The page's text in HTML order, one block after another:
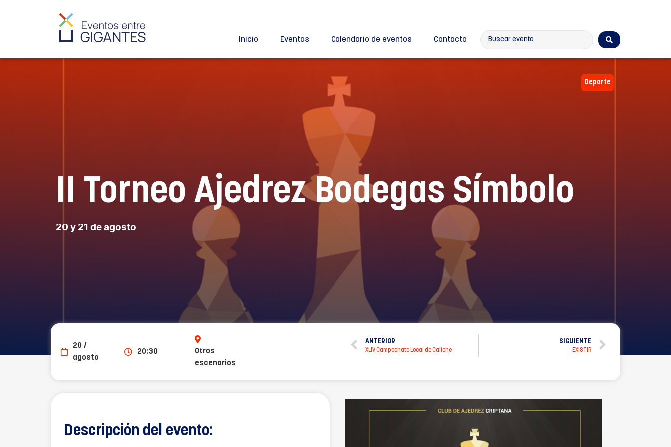
Inicio Eventos Calendario de eventos Contacto
II Torneo Ajedrez Bodegas Símbolo
20 y 21 de agosto
Deporte
20 /
agosto
20:30
Otros
escenarios
ANTERIOR
XLIV Campeonato Local de Caliche
SIGUIENTE
EXISTIR
Descripción del evento: